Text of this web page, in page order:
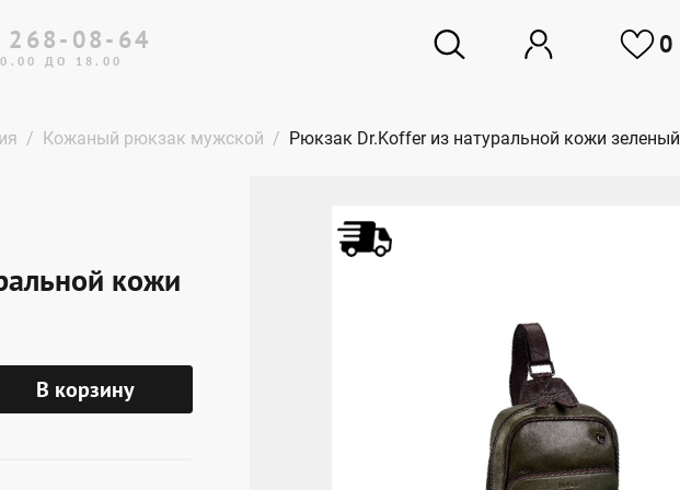
268-08-64
ДО 18.00
0
Кожаный рюкзак мужской Рюкзак Dr.Koffer из натуральной кожи зеленый
кожи
В корзину